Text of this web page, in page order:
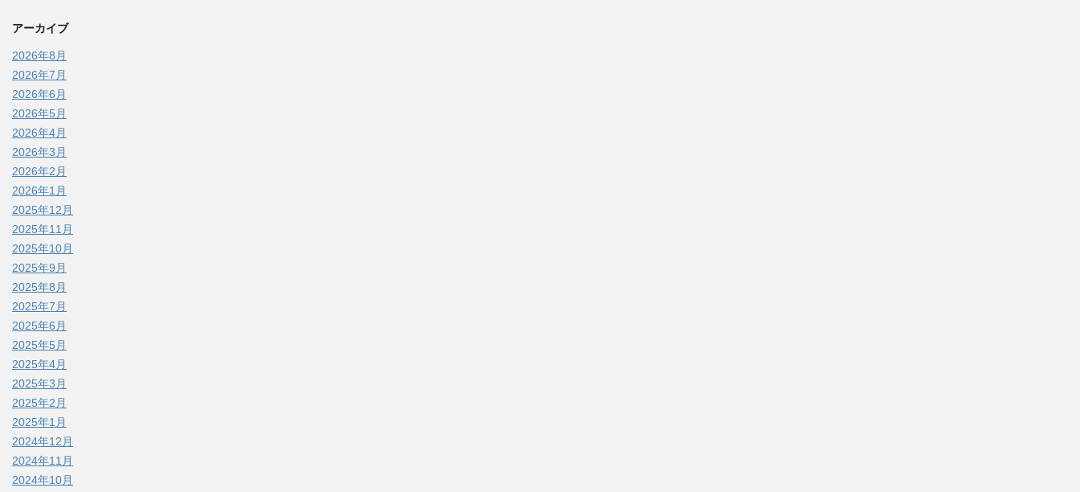
アーカイブ
2026年8月
2026年7月
2026年6月
2026年5月
2026年4月
2026年3月
2026年2月
2026年1月
2025年12月
2025年11月
2025年10月
2025年9月
2025年8月
2025年7月
2025年6月
2025年5月
2025年4月
2025年3月
2025年2月
2025年1月
2024年12月
2024年11月
2024年10月